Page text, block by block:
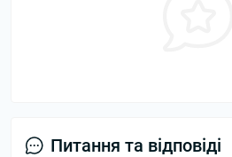
Питання та відповіді